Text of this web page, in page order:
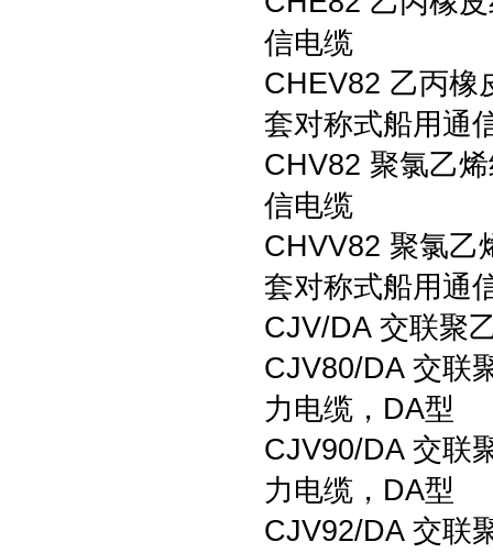
信电缆
CHEV82 乙丙橡
套对称式船用通
CHV82 聚氯乙
信电缆
CHVV82 聚氯乙
套对称式船用通
CJV/DA 交联聚
CJV80/DA 交联
力电缆，DA型
CJV90/DA 交联
力电缆，DA型
CJV92/DA 交联